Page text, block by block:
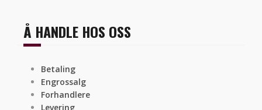
Å HANDLE HOS OSS
Betaling
Engrossalg
Forhandlere
Levering